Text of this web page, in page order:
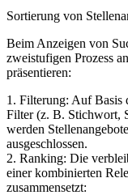
Sortierung von
Beim Anzeigen von
zweistufigen Prozess
präsentieren:
1. Filterung: Auf Basis
Filter (z. B. Stichwort,
werden
ausgeschlossen.
2. Ranking: Die
einer kombinierten
zusammensetzt: